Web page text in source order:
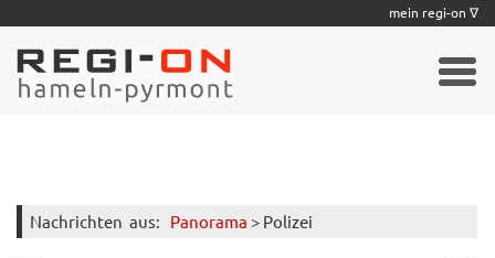
Nachrichten aus: Panorama > Polizei
mein regi-on ∇